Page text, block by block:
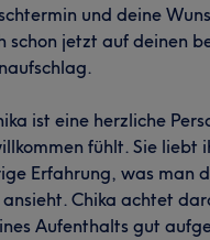
und deine
schon jetzt auf deinen
ist eine herzliche
fühlt. Sie liebt
Erfahrung, was man
ansieht. Chika achtet
Aufenthalts gut